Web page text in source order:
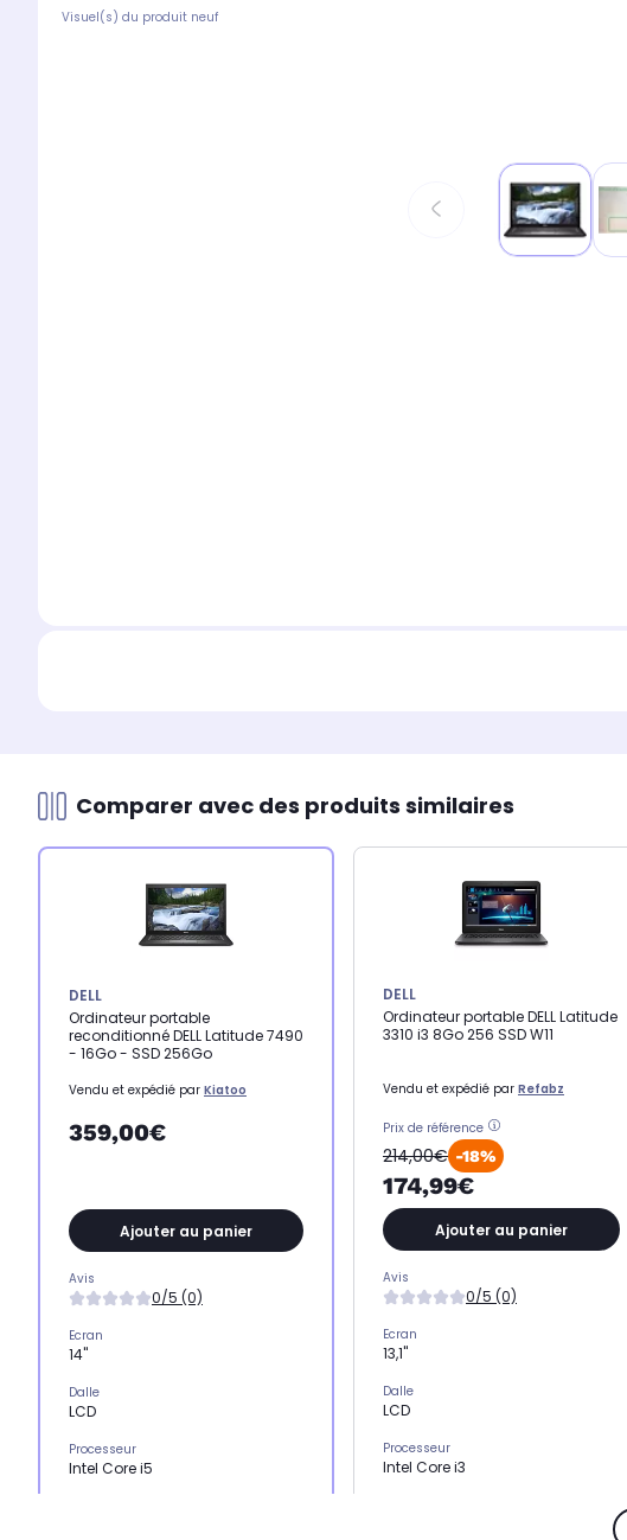
Visuel(s) du produit neuf
Comparer avec des produits similaires
DELL
Ordinateur portable
reconditionné DELL Latitude 7490
- 16Go - SSD 256Go
Vendu et expédié par Kiatoo
359,00€
Ajouter au panier
Avis
0/5 (0)
Ecran
14"
Dalle
LCD
Processeur
Intel Core i5
DELL
Ordinateur portable DELL Latitude
3310 i3 8Go 256 SSD W11
Vendu et expédié par Refabz
Prix de référence
214,00€ -18%
174,99€
Ajouter au panier
Avis
0/5 (0)
Ecran
13,1"
Dalle
LCD
Processeur
Intel Core i3